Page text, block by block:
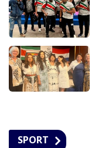
SPORT